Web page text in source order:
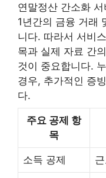
연말정산 간소화
1년간의 금융 거래
니다. 따라서 서비
목과 실제 자료 간
것이 중요합니다.
경우, 추가적인 증
다.
주요 공제 항
목
소득 공제